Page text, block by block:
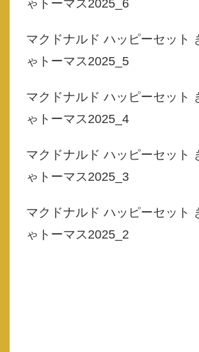
ゃトーマス2025_6
マクドナルド ハッピーセット
ゃトーマス2025_5
マクドナルド ハッピーセット
ゃトーマス2025_4
マクドナルド ハッピーセット
ゃトーマス2025_3
マクドナルド ハッピーセット
ゃトーマス2025_2